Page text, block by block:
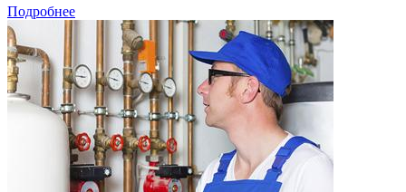
Подробнее